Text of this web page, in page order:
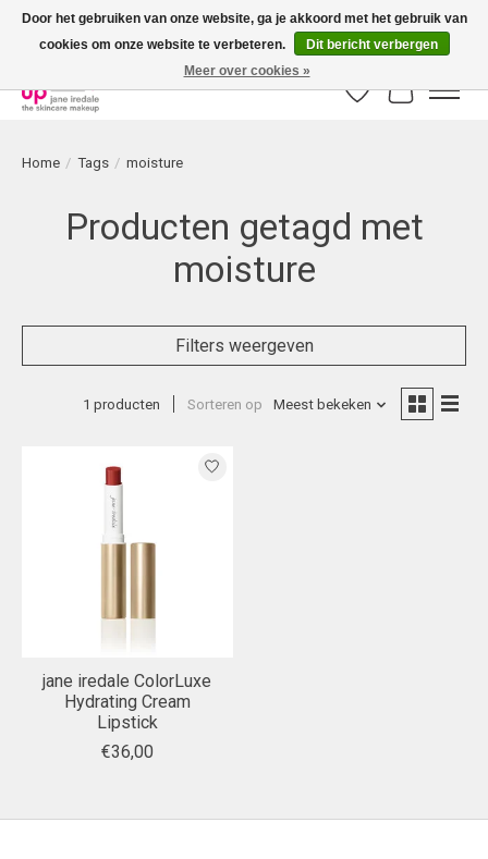
Bestellingen boven € 50,00 worden altijd gratis verzonden!
Verlanglijst
Home / Tags / moisture
Producten getagd met
moisture
Filters weergeven
1 producten Sorteren op Meest bekeken
jane iredale ColorLuxe
Hydrating Cream
Lipstick
€36,00
Door het gebruiken van onze website, ga je akkoord met het gebruik van
cookies om onze website te verbeteren.
Dit bericht verbergen
Meer over cookies »